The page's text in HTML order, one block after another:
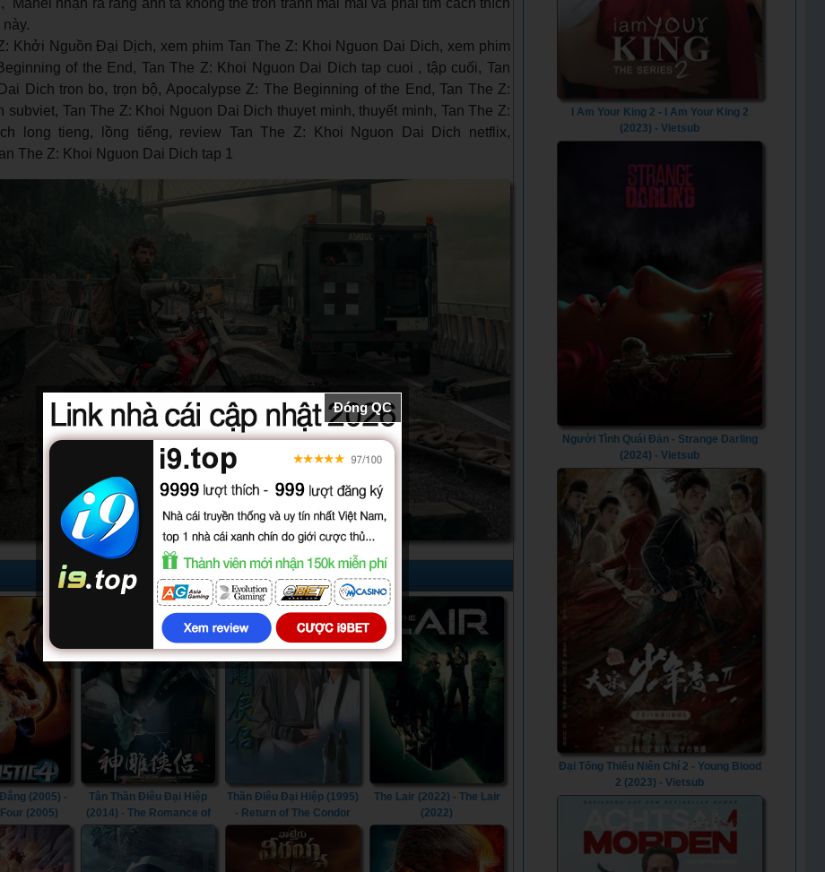
Manel nhận ra rằng anh ta không thể trốn tránh mãi mãi và phải tìm cách thích
Khởi Nguồn Đại Dịch, xem phim Tan The Z: Khoi Nguon Dai Dich, xem phim
of the End, Tan The Z: Khoi Nguon Dai Dich tap cuoi , tập cuối, Tan
Dich tron bo, trọn bộ, Apocalypse Z: The Beginning of the End, Tan The Z:
subviet, Tan The Z: Khoi Nguon Dai Dich thuyet minh, thuyết minh, Tan The Z:
long tieng, lồng tiếng, review Tan The Z: Khoi Nguon Dai Dich netflix,
The Z: Khoi Nguon Dai Dich tap 1
(2005) -
(2005)
Tân Thần Điêu Đại Hiệp
(2014) - The Romance of
the Condor Heroes (2014)
32/32
Thần Điêu Đại Hiệp (1995)
- Return of The Condor
Heroes (1995)
The Lair (2022) - The Lair
(2022)
I Am Your King 2 - I Am Your King 2
(2023) - Vietsub
Người Tình Quái Đản - Strange Darling
(2024) - Vietsub
Đại Tống Thiếu Niên Chí 2 - Young Blood
2 (2023) - Vietsub
Đóng QC